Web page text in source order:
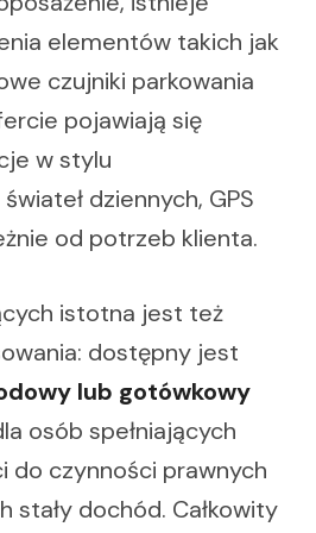
elementów takich jak
czujniki parkowania
pojawiają się
w stylu
dziennych, GPS
od potrzeb klienta.
istotna jest też
dostępny jest
lub gotówkowy
osób spełniających
do czynności prawnych
stały dochód. Całkowity